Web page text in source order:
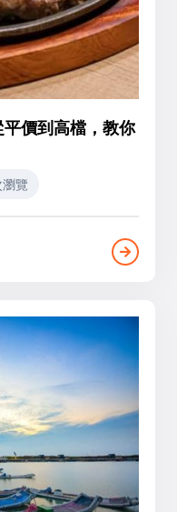
價到高檔，教你
覽